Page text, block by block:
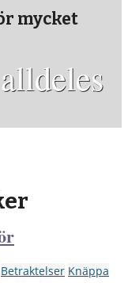
mycket
Betraktelser Knäppa